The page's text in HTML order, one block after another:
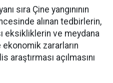
sıra Çine yangınının
alınan tedbirlerin,
eksikliklerin ve meydana
zararların
araştırması açılmasını